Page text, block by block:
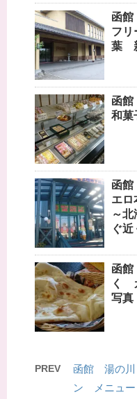
函
フ
葉
函
和
函
エ
～
ぐ近
函
く
写真
PREV
函館 湯の
ン メニュ